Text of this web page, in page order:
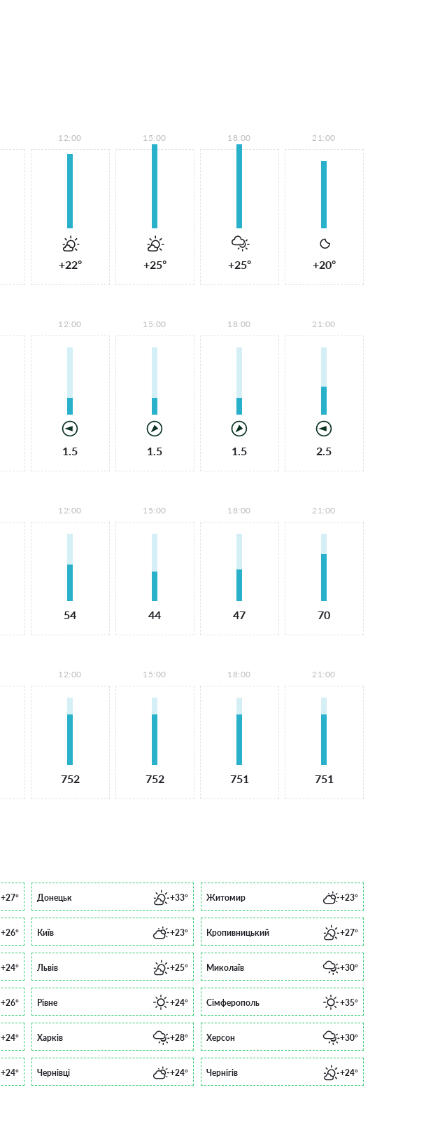
12:00
+22°
15:00
+25°
18:00
+25°
21:00
+20°
12:00
1.5
15:00
1.5
18:00
1.5
21:00
2.5
12:00
54
15:00
44
18:00
47
21:00
70
12:00
752
15:00
752
18:00
751
21:00
751
+27° Донецьк +33° Житомир +23°
+26° Київ +23° Кропивницький +27°
+24° Львів +25° Миколаїв +30°
+26° Рівне +24° Сімферополь +35°
+24° Харків +28° Херсон +30°
+24° Чернівці +24° Чернігів +24°